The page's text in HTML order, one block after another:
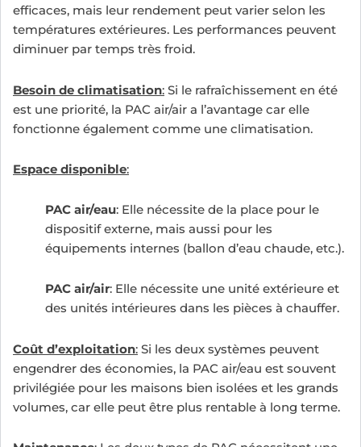
efficaces, mais leur rendement peut varier selon les
températures extérieures. Les performances peuvent
diminuer par temps très froid.
Besoin de climatisation: Si le rafraîchissement en été
est une priorité, la PAC air/air a l’avantage car elle
fonctionne également comme une climatisation.
Espace disponible:
PAC air/eau: Elle nécessite de la place pour le
dispositif externe, mais aussi pour les
équipements internes (ballon d’eau chaude, etc.).
PAC air/air: Elle nécessite une unité extérieure et
des unités intérieures dans les pièces à chauffer.
Coût d’exploitation: Si les deux systèmes peuvent
engendrer des économies, la PAC air/eau est souvent
privilégiée pour les maisons bien isolées et les grands
volumes, car elle peut être plus rentable à long terme.